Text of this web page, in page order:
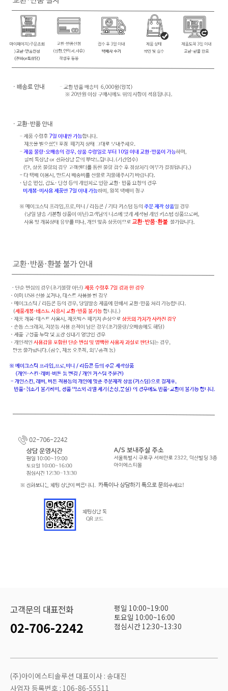
고객문의 대표전화
02-706-2242
평일 10:00~19:00
토요일 10:00~16:00
점심시간 12:30~13:30
(주)아이에스티솔루션 대표이사 : 송대진
사업자 등록번호 : 106-86-55511